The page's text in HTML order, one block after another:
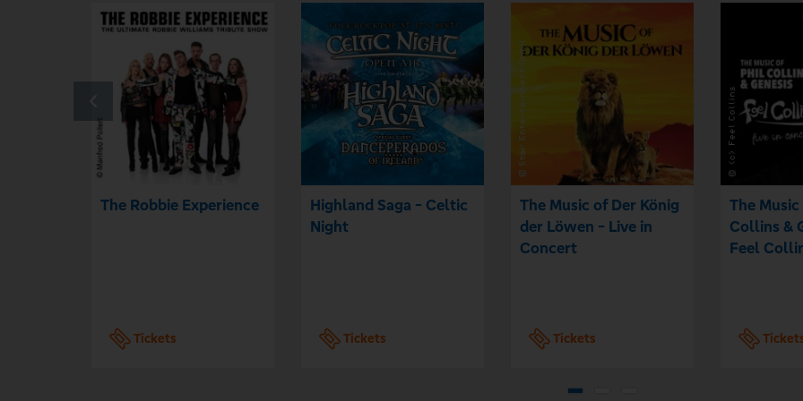
The Robbie Experience
Tickets
Highland Saga - Celtic
Night
Tickets
The Music of Der König
der Löwen - Live in
Concert
Tickets
The
Collins &
Feel